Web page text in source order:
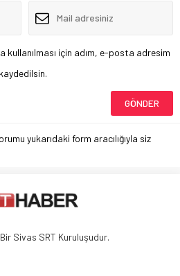
kullanılması için adım, e-posta adresim
yukarıdaki form aracılığıyla siz
Sivas SRT Kuruluşudur.